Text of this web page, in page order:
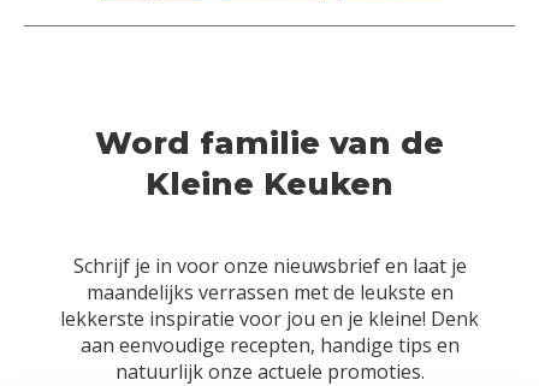
Word familie van de
Kleine Keuken
Schrijf je in voor onze nieuwsbrief en laat je
maandelijks verrassen met de leukste en
lekkerste inspiratie voor jou en je kleine! Denk
aan eenvoudige recepten, handige tips en
natuurlijk onze actuele promoties.